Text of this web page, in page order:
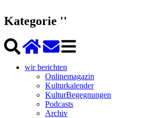
Kategorie ''
wir berichten
Onlinemagazin
Kulturkalender
KulturBegegnungen
Podcasts
Archiv